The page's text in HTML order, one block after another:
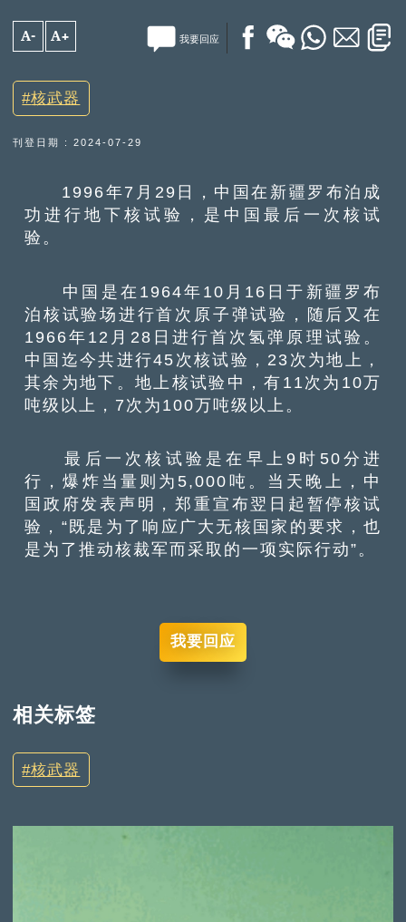
A- A+ 我要回应
核武器
刊登日期 : 2024-07-29
1996年7月29日，中国在新疆罗布泊成
功进行地下核试验，是中国最后一次核试
验。
中国是在1964年10月16日于新疆罗布
泊核试验场进行首次原子弹试验，随后又在
1966年12月28日进行首次氢弹原理试验。
中国迄今共进行45次核试验，23次为地上，
其余为地下。地上核试验中，有11次为10万
吨级以上，7次为100万吨级以上。
最后一次核试验是在早上9时50分进
行，爆炸当量则为5,000吨。当天晚上，中
国政府发表声明，郑重宣布翌日起暂停核试
验，“既是为了响应广大无核国家的要求，也
是为了推动核裁军而采取的一项实际行动”。
我要回应
相关标签
核武器